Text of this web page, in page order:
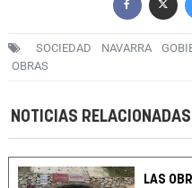
SOCIEDAD NAVARRA
OBRAS
NOTICIAS RELACIONADAS
LAS